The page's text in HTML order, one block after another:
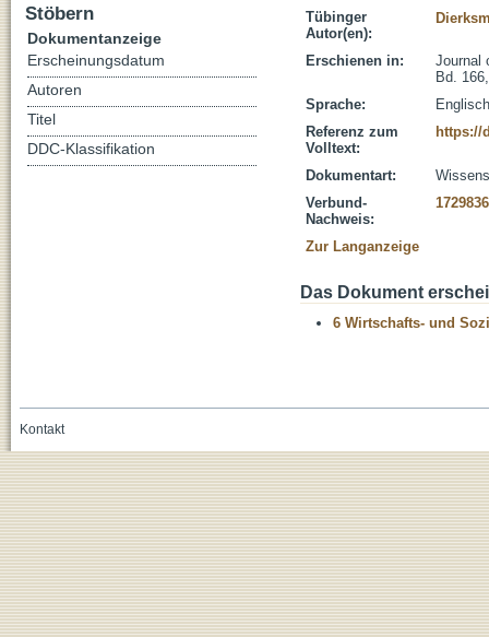
Tübinger
Autor(en):
Erschienen in:
Journal
Bd.
Sprache:
Englisch
Referenz zum
Volltext:
https://
Dokumentart:
Verbund-
Nachweis:
Zur Langanzeige
Das Dokument
6 Wirtschafts- und
Stöbern
Dokumentanzeige
Erscheinungsdatum
Autoren
Titel
DDC-Klassifikation
Kontakt